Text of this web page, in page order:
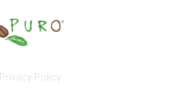
Privacy Policy